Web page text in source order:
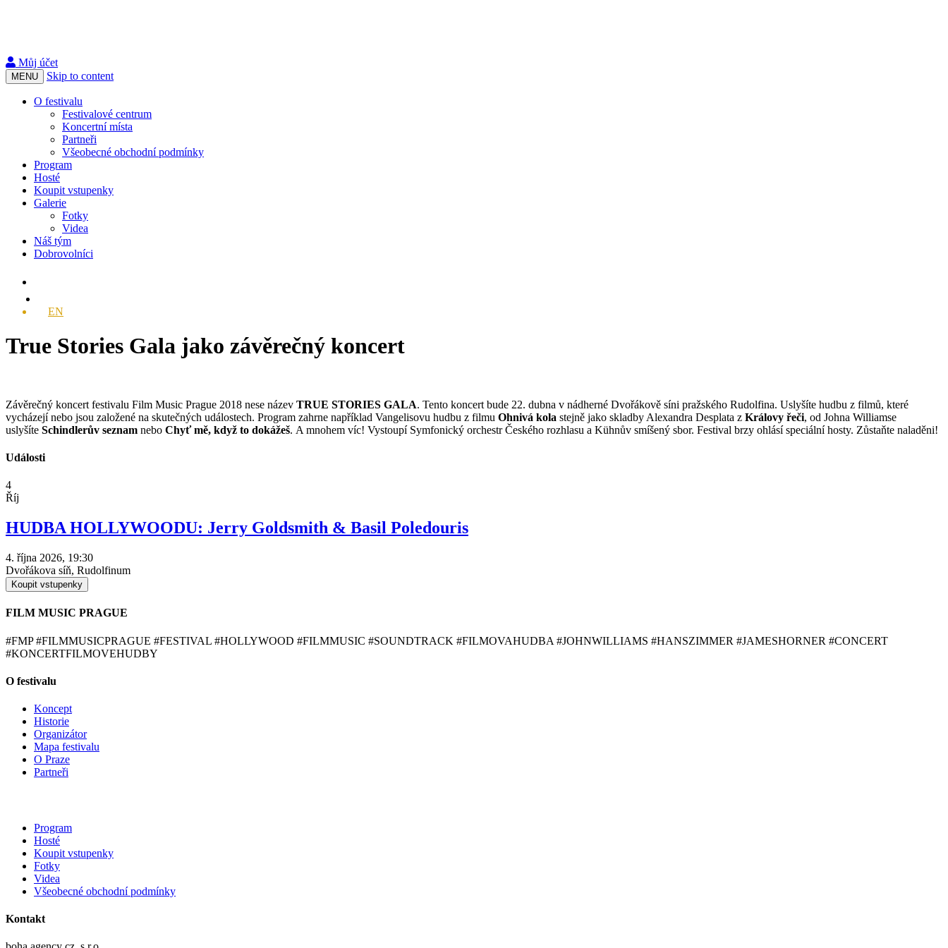
Můj účet
MENU Skip to content
O festivalu
Festivalové centrum
Koncertní místa
Partneři
Všeobecné obchodní podmínky
Program
Hosté
Koupit vstupenky
Galerie
Fotky
Videa
Náš tým
Dobrovolníci
EN
True Stories Gala jako závěrečný koncert
Závěrečný koncert festivalu Film Music Prague 2018 nese název TRUE STORIES GALA. Tento koncert bude 22. dubna v nádherné Dvořákově síni pražského Rudolfina. Uslyšíte hudbu z filmů, které
vycházejí nebo jsou založené na skutečných událostech. Program zahrne například Vangelisovu hudbu z filmu Ohnivá kola stejně jako skladby Alexandra Desplata z Královy řeči, od Johna Williamse
uslyšíte Schindlerův seznam nebo Chyť mě, když to dokážeš. A mnohem víc! Vystoupí Symfonický orchestr Českého rozhlasu a Kühnův smíšený sbor. Festival brzy ohlásí speciální hosty. Zůstaňte naladěni!
Události
4
Říj
HUDBA HOLLYWOODU: Jerry Goldsmith & Basil Poledouris
4. října 2026, 19:30
Dvořákova síň, Rudolfinum
Koupit vstupenky
FILM MUSIC PRAGUE
#FMP #FILMMUSICPRAGUE #FESTIVAL #HOLLYWOOD #FILMMUSIC #SOUNDTRACK #FILMOVAHUDBA #JOHNWILLIAMS #HANSZIMMER #JAMESHORNER #CONCERT
#KONCERTFILMOVEHUDBY
O festivalu
Koncept
Historie
Organizátor
Mapa festivalu
O Praze
Partneři
Program
Hosté
Koupit vstupenky
Fotky
Videa
Všeobecné obchodní podmínky
Kontakt